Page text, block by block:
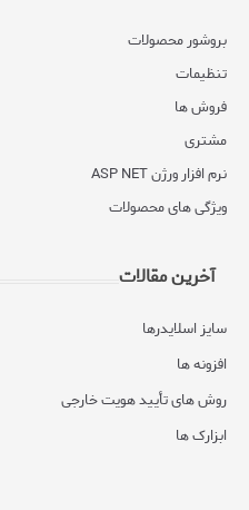
بروشور محصولات
تنظیمات
فروش ها
مشتری
نرم افزار ورژن ASP NET
ویژگی های محصولات
آخرین مقالات
سایز اسلایدرها
افزونه ها
روش های تأیید هویت خارجی
ابزارک ها